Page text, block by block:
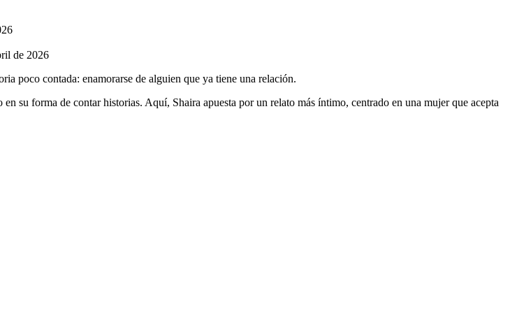
de 2026
poco contada: enamorarse de alguien que ya tiene una relación.
en su forma de contar historias. Aquí, Shaira apuesta por un relato más íntimo, centrado en una mujer que acepta